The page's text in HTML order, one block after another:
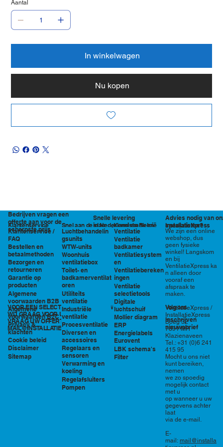
Aantal
In winkelwagen
Nu kopen
Klantenservice
Klantenservice /
FAQ
Bestellen en
betaalmethoden
Bezorgen en
retourneren
Garantie op
producten
Algemene
voorwaarden B2B
Algemene
voorwaarden B2C
Privacy &
klachten
Cookie beleid
Disclaimer
Sitemap
VOOR EEN SELECTIE EN PRIJSOPGAVE STAAN
WIJ GRAAG VOOR U KLAAR!
VRAAG UW OFFERTE AAN VIA
MAIL@INSTALLATIEXPRESS.NL
Bedrijven vragen een
offerte aan voor de
scherpste prijs
Snelle levering
in Nederland en België
Advies nodig van
specialisten?
Snel aan de slag
Luchtbehandelin
gsunits
WTW-units
Woonhuis
ventilatiebox
Toilet- en
badkamerventilat
oren
Utiliteits
ventilatie
Industriële
ventilatie
Procesventilatie
Diversen en
accessoires
Regelaars en
sensoren
Verwarming en
koeling
Regelafsluiters
Pompen
Kennisbank en
tools
Ventilatie
Ventilatie
badkamer
Ventilatiesystem
en
Ventilatiebereken
ingen
Ventilatie
selectietools
Digitale
luchtschuif
Mollier diagram
ERP
Energielabels
Eurovent
LBK schema's
Filter
We zijn een online
webshop, dus
geen fysieke
winkel! Langskom
en bij
VentilatieXpress ka
n alleen door
vooraf een
afspraak te
maken.
VentilatieXpress /
InstallatieXpress
Boeg 32
7891 MR
Klazienaveen
Tel.: +31 (0)6 241
415 95
Mocht u ons niet
kunt bereiken,
nemen
we zo spoedig
mogelijk contact
met u
op wanneer u uw
gegevens achter
laat
via de e-mail.
E-
mail: mail@installa
InstallatieXpress
Volg ons
Inschrijven
nieuwsbrief